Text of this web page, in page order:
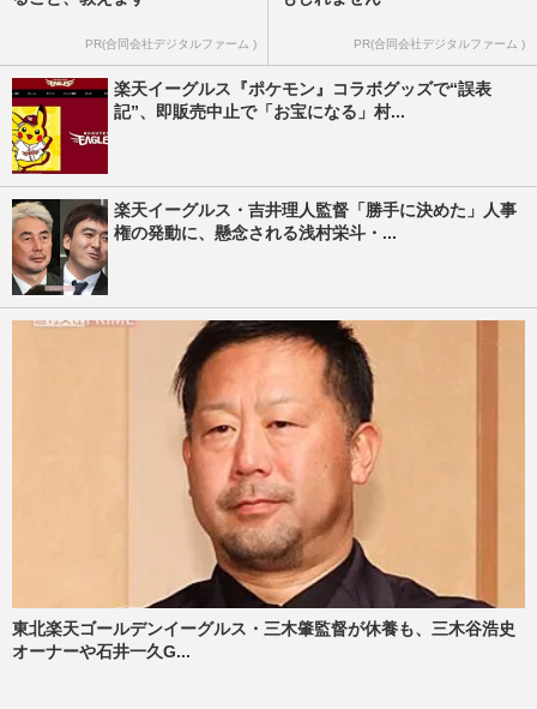
PR(合同会社デジタルファーム ) PR(合同会社デジタルファーム )
楽天イーグルス『ポケモン』コラボグッズで“誤表
記”、即販売中止で「お宝になる」村...
楽天イーグルス・吉井理人監督「勝手に決めた」人事
権の発動に、懸念される浅村栄斗・...
東北楽天ゴールデンイーグルス・三木肇監督が休養も、三木谷浩史
オーナーや石井一久G...